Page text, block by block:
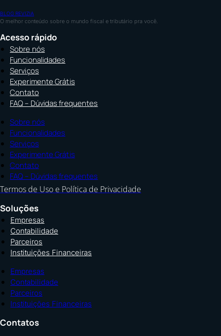
BLOG REVIZIA
O melhor conteúdo sobre o mundo fiscal e tributário pra você.
Acesso rápido
Sobre nós
Funcionalidades
Serviços
Experimente Grátis
Contato
FAQ – Dúvidas frequentes
Sobre nós
Funcionalidades
Serviços
Experimente Grátis
Contato
FAQ – Dúvidas frequentes
Termos de Uso e Política de Privacidade
Soluções
Empresas
Contabilidade
Parceiros
Instituições Financeiras
Empresas
Contabilidade
Parceiros
Instituições Financeiras
Contatos